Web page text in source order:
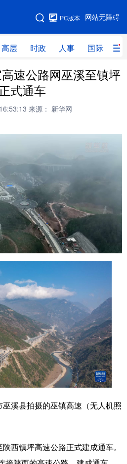
网站无障碍
PC版本
高层 时政 人事 国际 财
网站地图
时政 人事
网评
金融
信息化 数字经济
银龄 溯源中国
能源 会展
时尚
上市公司
河北 山西
上海 江苏
湖北 湖南
速公路网巫溪至镇坪
式通车
来源： 新华网
溪县拍摄的巫镇高速（无人机照
镇坪高速公路正式建成通车。